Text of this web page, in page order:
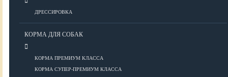
ДРЕССИРОВКА
КОРМА ДЛЯ СОБАК
КОРМА ПРЕМИУМ КЛАССА
КОРМА СУПЕР-ПРЕМИУМ КЛАССА
Длинношерстные
Рейтинги пород
ВСЕ О СОБАКАХ